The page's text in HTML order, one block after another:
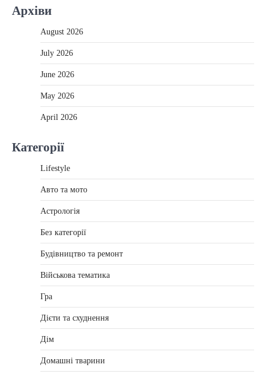
Архіви
August 2026
July 2026
June 2026
May 2026
April 2026
Категорії
Lifestyle
Авто та мото
Астрологія
Без категорії
Будівництво та ремонт
Військова тематика
Гра
Дієти та схуднення
Дім
Домашні тварини